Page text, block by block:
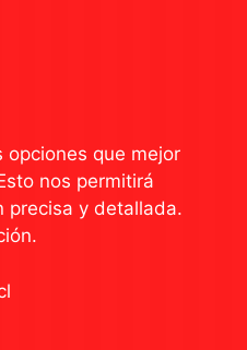
opciones que mejor
nos permitirá
precisa y detallada.